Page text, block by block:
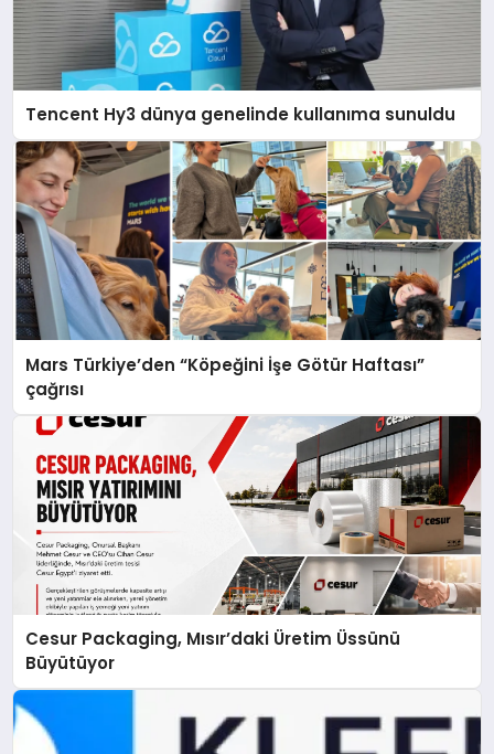
Tencent Hy3 dünya genelinde kullanıma sunuldu
Mars Türkiye’den “Köpeğini İşe Götür Haftası”
çağrısı
Cesur Packaging, Mısır’daki Üretim Üssünü
Büyütüyor